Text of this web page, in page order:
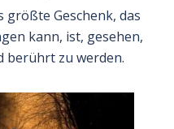
größte Geschenk, das
kann, ist, gesehen,
berührt zu werden.